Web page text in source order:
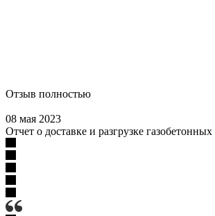
Отзыв полностью
08 мая 2023
Отчет о доставке и разгрузке